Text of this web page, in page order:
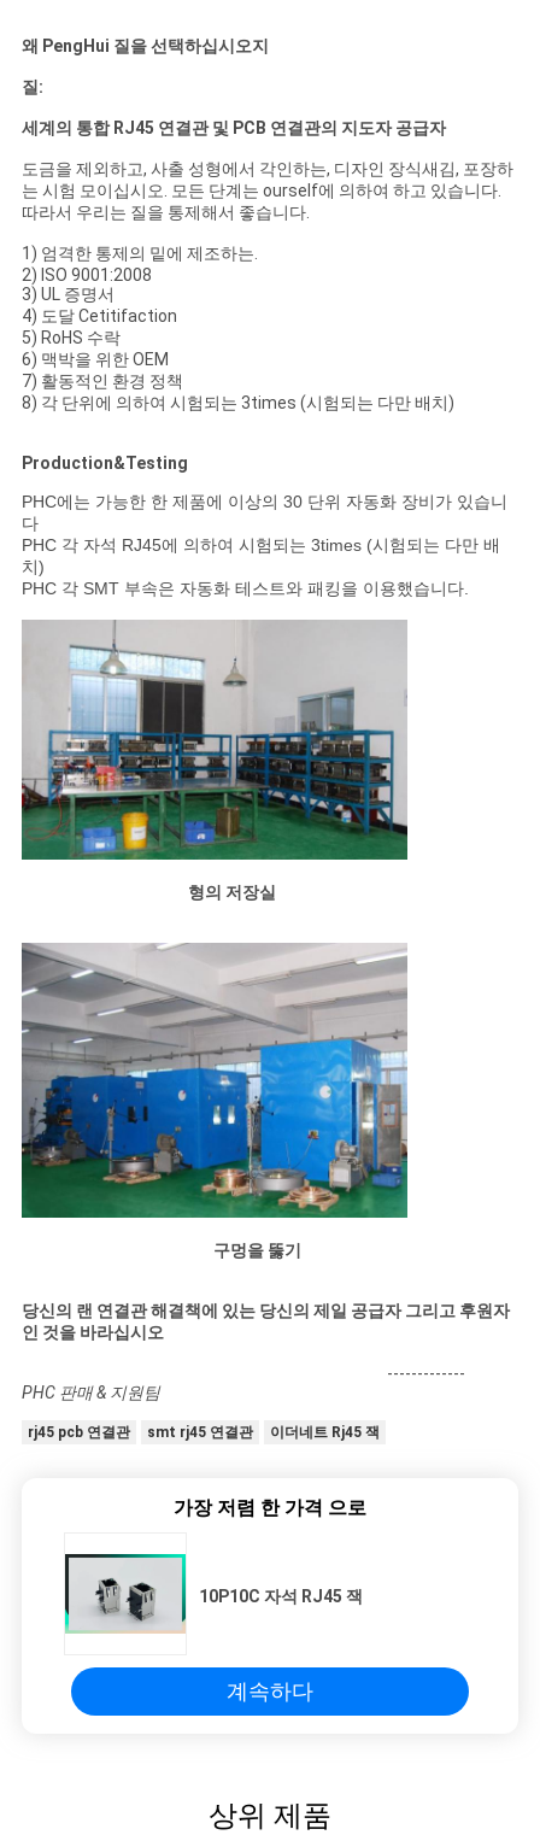
왜 PengHui 질을 선택하십시오지
질:
세계의 통합 RJ45 연결관 및 PCB 연결관의 지도자 공급자
도금을 제외하고, 사출 성형에서 각인하는, 디자인 장식새김, 포장하
는 시험 모이십시오. 모든 단계는 ourself에 의하여 하고 있습니다.
따라서 우리는 질을 통제해서 좋습니다.
1) 엄격한 통제의 밑에 제조하는.
2) ISO 9001:2008
3) UL 증명서
4) 도달 Cetitifaction
5) RoHS 수락
6) 맥박을 위한 OEM
7) 활동적인 환경 정책
8) 각 단위에 의하여 시험되는 3times (시험되는 다만 배치)
Production&Testing
PHC에는 가능한 한 제품에 이상의 30 단위 자동화 장비가 있습니
다
PHC 각 자석 RJ45에 의하여 시험되는 3times (시험되는 다만 배
치)
PHC 각 SMT 부속은 자동화 테스트와 패킹을 이용했습니다.
형의 저장실
구멍을 뚫기
당신의 랜 연결관 해결책에 있는 당신의 제일 공급자 그리고 후원자
인 것을 바라십시오
-------------
PHC 판매 & 지원팀
rj45 pcb 연결관 smt rj45 연결관 이더네트 Rj45 잭
가장 저렴 한 가격 으로
10P10C 자석 RJ45 잭
계속하다
상위 제품